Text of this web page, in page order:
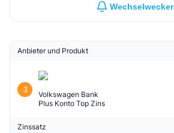
Wechselwecker
Anbieter und Produkt
3
Volkswagen Bank
Plus Konto Top Zins
Zinssatz